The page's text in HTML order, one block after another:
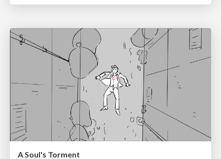
A Soul's Torment